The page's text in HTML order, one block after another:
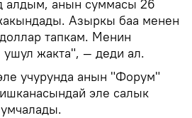
алдым, анын суммасы 26
Азыркы баа менен
тапкам. Менин
жакта", — деди ал.
учурунда анын "Форум"
эле салык